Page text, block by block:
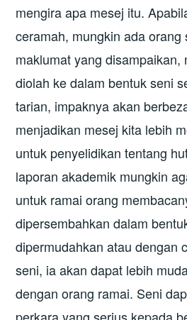
mengira apa mesej itu.
ceramah, mungkin ada orang
maklumat yang disampaikan,
diolah ke dalam bentuk seni
tarian, impaknya akan
menjadikan mesej kita lebih
untuk penyelidikan tentang
laporan akademik mungkin
untuk ramai orang
dipersembahkan dalam
dipermudahkan atau dengan
seni, ia akan dapat lebih
dengan orang ramai. Seni